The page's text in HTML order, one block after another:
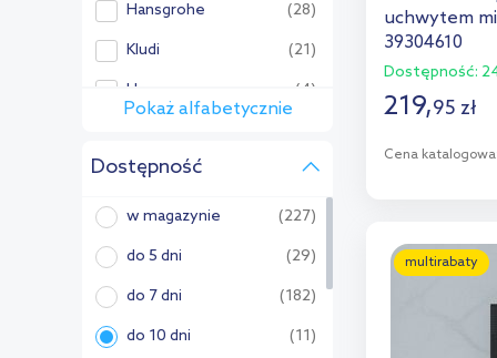
Hansgrohe (28)
Kludi (21)
Hagser (4)
Axor (5)
Blue Water (4)
Brabantia (1)
Deante (61)
Duravit (1)
Pokaż alfabetycznie
Dostępność
w magazynie (227)
do 5 dni (29)
do 7 dni (182)
do 10 dni (11)
uchwytem
39304610
Dostępność:
219,95 zł
Cena katalogowa:
multirabaty